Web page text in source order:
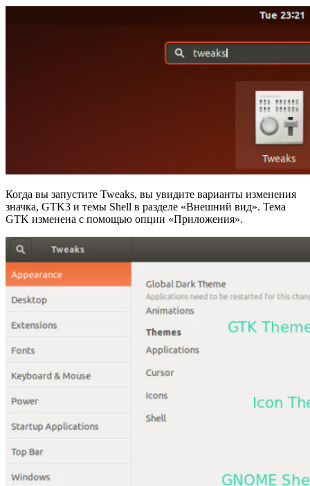
Когда вы запустите Tweaks, вы увидите варианты изменения
значка, GTK3 и темы Shell в разделе «Внешний вид». Тема
GTK изменена с помощью опции «Приложения».